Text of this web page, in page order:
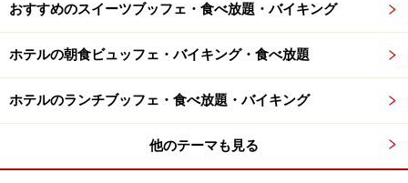
苺
ストロベリーマフィン
サーカス・ストロベリーショートケーキ
ストロベリー・アクロバットグラス
おすすめのスイーツブッフェ・食べ放題・バイキング
ホテルの朝食ビュッフェ・バイキング・食べ放題
ホテルのランチブッフェ・食べ放題・バイキング
他のテーマも見る